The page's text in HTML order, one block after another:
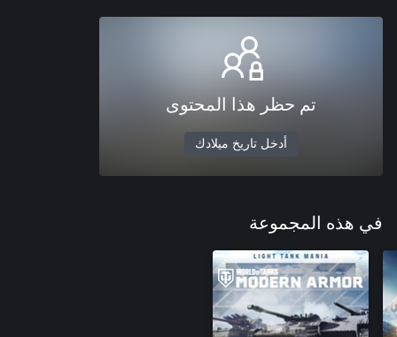
تم حظر هذا المحتوى
أدخل تاريخ ميلادك
في هذه المجموعة